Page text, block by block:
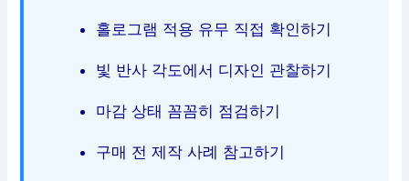
홀로그램 적용 유무 직접 확인하기
빛 반사 각도에서 디자인 관찰하기
마감 상태 꼼꼼히 점검하기
구매 전 제작 사례 참고하기